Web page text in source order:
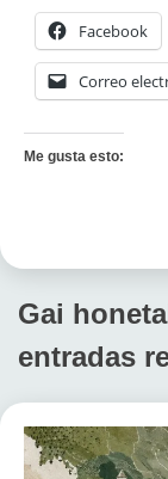
Facebook
Correo
Me gusta esto:
Gai
entradas